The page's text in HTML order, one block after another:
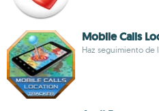
Mobile Calls
Haz seguimiento de